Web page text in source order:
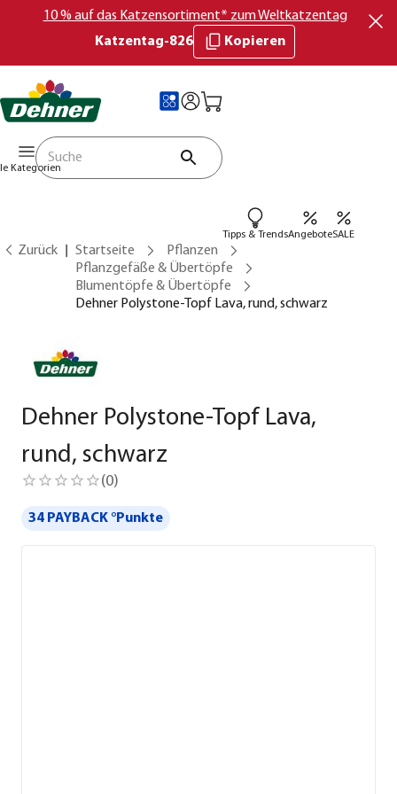
10 % auf das Katzensortiment* zum Weltkatzentag
Katzentag-826
Kopieren
Kategorien
Tipps & TrendsAngeboteSALE
Zurück Startseite
Pflanzen
Pflanzgefäße & Übertöpfe
Blumentöpfe & Übertöpfe
Dehner Polystone-Topf Lava, rund, schwarz
Dehner Polystone-Topf Lava,
rund, schwarz
(0)
34 PAYBACK °Punkte